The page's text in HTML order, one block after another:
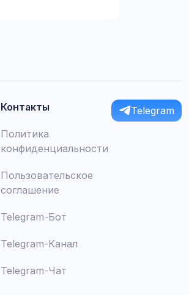
Контакты
Политика
конфиденциальности
Пользовательское
соглашение
Telegram-Бот
Telegram-Канал
Telegram-Чат
Telegram